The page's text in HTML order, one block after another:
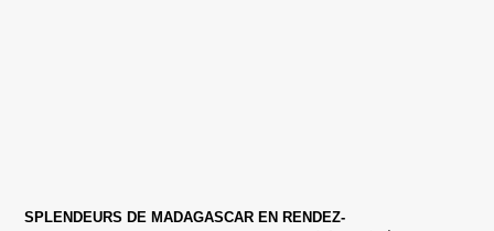
SPLENDEURS DE MADAGASCAR EN RENDEZ-